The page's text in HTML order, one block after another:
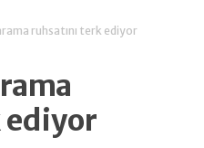
ruhsatını terk ediyor
ediyor